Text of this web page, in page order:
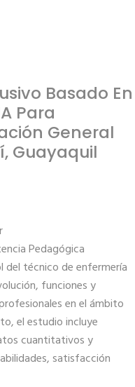
Basado En
Para
General
Guayaquil
Pedagógica
del técnico de enfermería
funciones y
en el ámbito
el estudio incluye
cuantitativos y
satisfacción